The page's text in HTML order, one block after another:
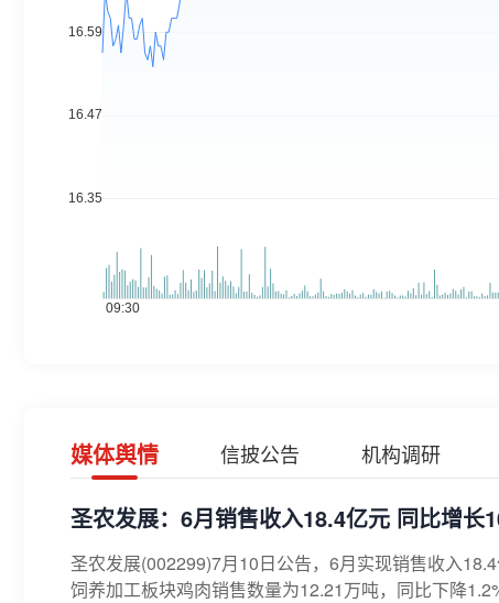
媒体舆情 信披公告 机构调研
圣农发展：6月销售收入18.4亿元 同比增长
圣农发展(002299)7月10日公告，6月实现销售收入
饲养加工板块鸡肉销售数量为12.21万吨，同比下降